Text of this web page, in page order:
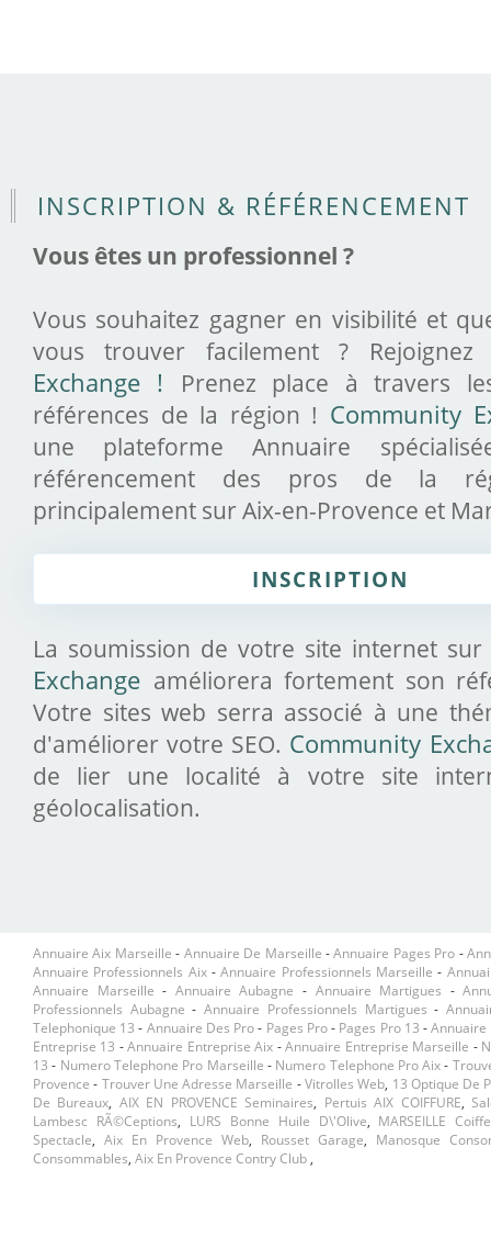
INSCRIPTION & RÉFÉRENCEMENT
Vous êtes un professionnel ?
Vous souhaitez gagner en visibilité et
vous trouver facilement ?
Exchange ! Prenez place à travers
références de la région ! Community
une plateforme Annuaire
référencement des pros de la
principalement sur Aix-en-Provence et
INSCRIPTION
La soumission de votre site internet sur
Exchange améliorera fortement son
Votre sites web serra associé à une
d'améliorer votre SEO. Community
de lier une localité à votre site
géolocalisation.
Annuaire Aix Marseille - Annuaire De Marseille -Annuaire Pages Pro -
Annuaire Professionnels Aix -Annuaire Professionnels Marseille -
Annuaire Marseille - Annuaire Aubagne - Annuaire Martigues -
Professionnels Aubagne -Annuaire Professionnels Martigues -
Telephonique 13 - Annuaire Des Pro- Pages Pro- Pages Pro 13 -Annuaire
Entreprise 13 -Annuaire Entreprise Aix -Annuaire Entreprise Marseille -
13 - Numero Telephone Pro Marseille - Numero Telephone Pro Aix-
Provence - Trouver Une Adresse Marseille -Vitrolles Web, 13 Optique De
De Bureaux, AIX EN PROVENCE Seminaires, Pertuis AIX COIFFURE,
Lambesc RÃ©ceptions, LURS Bonne Huile D\'olive, MARSEILLE
Spectacle, Aix En Provence Web, Rousset Garage, Manosque
Consommables, Aix En Provence Contry Club ,